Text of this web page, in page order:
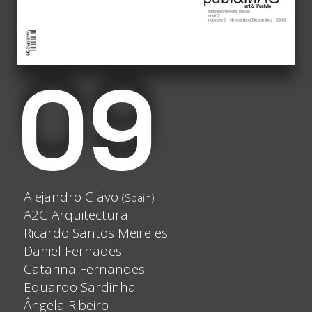
09
Alejandro Clavo (Spain)
A2G Arquitectura
Ricardo Santos Meireles
Daniel Fernades
Catarina Fernandes
Eduardo Sardinha
Ângela Ribeiro